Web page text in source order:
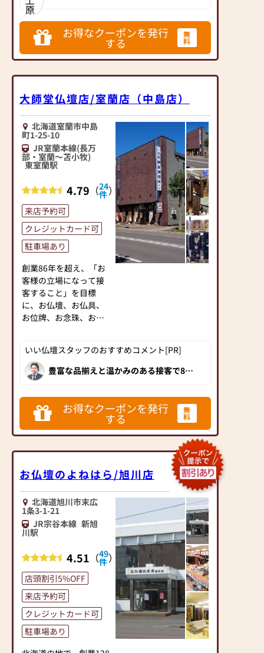
があるんですね」と仰
ってくださいます。
BGMが流れる店内で、
い。
弊社は、平成7年の創業
るお客様に対してお墓
づくりのお手伝いをさ
せていただきました。
この度、新しい店舗を
くにあたり、目指した
のは「終活の窓口」。
お仏壇だけではなく、
お墓や永代供養墓の展
示や、相続遺言につい
てもご相談していただ
して開設させていただ
きました。
■安心のアフターサー
ビス
はもちろん、お客様の
状況・環境に合わせて
ベストなご提案を行え
るよう努めておりま
す。
ご購入後も末永くご利
用いただくためにアフ
ターフォローも行って
入金額にかかわらず無
料配送致します）
・買替に伴う古い仏壇
の引取り（サイズによ
り価格が変わります）
お気軽にご相談くださ
■地域の皆様のために
石狩市のお客様はもち
ろんのこと、札幌市の
手稲区、北区、東区か
らも多くのお客様がい
らっしゃいます。
と共にこれからも地域
一番店を目指し、お客
様に選ばれるサービス
を提供出来るよう努め
てまいります！
北海道の地で、創業128
本と圧倒的な品揃え。
明治30年の創業以来、
お客様には親しみを込
めて「よねはらさん」
と呼んでいただき、今
日までに10万本を超え
いりました。
現代では仏事や供養に
ついての知識や経験が
ない方がほとんどで
す。
地域の伝統や風習は
様々で、インターネッ
トによる画一的な情報
ではしっくりこないこ
とも多く、初めてのこ
とに途方にくれてしま
う方も多くいらっしゃ
「よねはら」では、そ
んなとき、皆さまが安
心してご相談・ご来店
目指しています。
【取扱い】金仏壇、唐
木仏壇、モダン仏壇、
神棚、神徒檀、仏壇の
【営業時間】（4月〜10
00（11月〜3月）10：
00～17：00
【定休日】木曜日、年
末年始
※店の裏側が駐車場と
なります。一方通行で
わかりずらくなってお
りますので、わからな
い場合は、36号線側に
停めていただき店員ま
でお声がけください。
ご案内いたします。
に渡り地域の方に選ばれてきました。実
績に裏打ちされた品質・価格・展示数・
アフターサポート、全てが全国でもトッ
プクラス。東豊線「豊水すすきの」駅、
南北線「すすきの」駅より歩いてすぐ。
北海道にお住いの方には是非訪問してい
お得なクーポンを発行
する
無
料
大師堂仏壇店/室蘭店（中島店）
北海道室蘭市中島
町1-25-10
JR室蘭本線(長万
部・室蘭～苫小牧)
東室蘭駅
4.79 （24
件）
来店予約可
クレジットカード可
駐車場あり
創業86年を超え、「お
客様の立場になって接
客すること」を目標
に、お仏壇、お仏具、
お位牌、お念珠、お
販売を専門にしてまい
りました。これからも
全道各地から信頼を受
り、全社員が真心こめ
て接客に心がけて参り
ます。
【営業時間】9:30～
【定休日】年中無休
■新型コロナ対策実施
店■
大師堂仏壇店では、従
業員の手洗い・うが
い・マスクの着用を義
務化し、2時間ごとに換
気を行っております。
また、消毒液を設置
し、1日に2回以上の店
内消毒も行っているの
で、ご安心してご来店
ください。
いい仏壇スタッフのおすすめコメント[PR]
豊富な品揃えと温かみのある接客で85
公正取引協議会に加盟し、正しい品質表
示と原産国表示がされているのはもちろ
ん、仏事に精通したスタッフがお仏壇選
びをサポートしてくれます。"いい仏
壇"が自信をもってオススメする人気の
お仏壇店です。
お得なクーポンを発行
する
無
料
お仏壇のよねはら/旭川店
北海道旭川市末広
1条3-1-21
JR宗谷本線 新旭
川駅
4.51 （49
件）
店頭割引5%OFF
来店予約可
クレジットカード可
駐車場あり